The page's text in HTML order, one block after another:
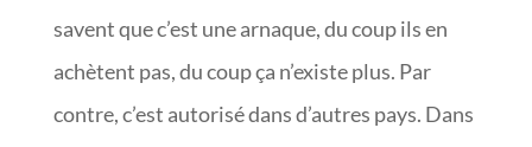
savent que c’est une arnaque, du coup ils en
achètent pas, du coup ça n’existe plus. Par
contre, c’est autorisé dans d’autres pays. Dans